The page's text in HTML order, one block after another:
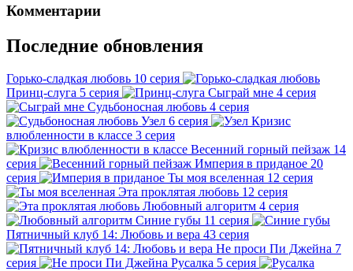
Комментарии
Последние обновления
Горько-сладкая любовь 10 серия
Принц-слуга 5 серия Сыграй мне 4 серия
Судьбоносная любовь 4 серия
Узел 6 серия
Кризис
влюбленности в классе 3 серия
Весенний горный пейзаж 14
серия
Империя в приданое 20
серия
Ты моя вселенная 12 серия
Эта проклятая любовь 12 серия
Любовный алгоритм 4 серия
Синие губы 11 серия
Пятничный клуб 14: Любовь и вера 43 серия
Не проси Пи Джейна 7
серия
Русалка 5 серия